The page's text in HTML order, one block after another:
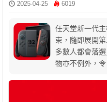
2025-04-25 6019
任天堂新一代
束，隨即展開
多數人都會落
物亦不例外，